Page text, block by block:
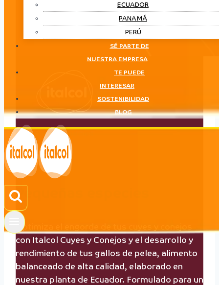
ECUADOR
PANAMÁ
PERÚ
SÉ PARTE DE
NUESTRA EMPRESA
TE PUEDE
INTERESAR
SOSTENIBILIDAD
BLOG
Pequeñas especies
LÍNEA
Pequeñas especies
Optimiza el engorde de tus cuyes y conejos
con Italcol Cuyes y Conejos y el desarrollo y
rendimiento de tus gallos de pelea, alimento
balanceado de alta calidad, elaborado en
nuestra planta de Ecuador. Formulado para un